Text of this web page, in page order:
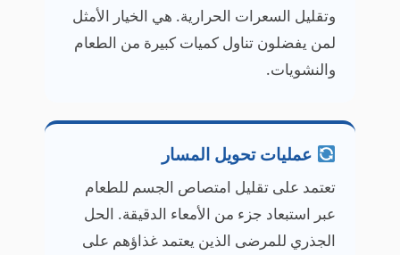
وتقليل السعرات الحرارية. هي الخيار الأمثل
لمن يفضلون تناول كميات كبيرة من الطعام
والنشويات.
عمليات تحويل المسار
تعتمد على تقليل امتصاص الجسم للطعام
عبر استبعاد جزء من الأمعاء الدقيقة. الحل
الجذري للمرضى الذين يعتمد غذاؤهم على